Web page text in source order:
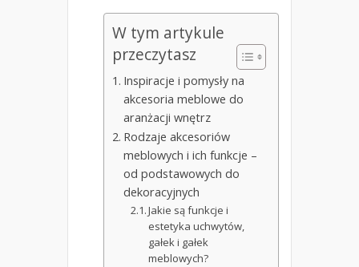
W tym artykule
przeczytasz
Inspiracje i pomysły na
akcesoria meblowe do
aranżacji wnętrz
Rodzaje akcesoriów
meblowych i ich funkcje –
od podstawowych do
dekoracyjnych
Jakie są funkcje i
estetyka uchwytów,
gałek i gałek
meblowych?